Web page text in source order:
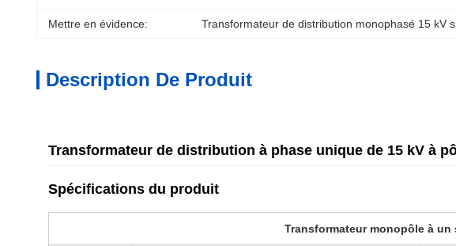
Mettre en évidence: Transformateur de distribution monophasé 15 kV
Description De Produit
Transformateur de distribution à phase unique de 15 kV à
Spécifications du produit
Transformateur monopôle à un